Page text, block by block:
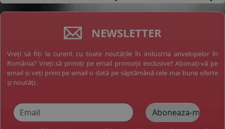
NEWSLETTER
Vreți să fiți la curent cu toate noutățile în industria anvelopelor în
România? Vreți să primiți pe email promoții exclusive? Abonați-vă pe
email și veți primi pe email o dată pe săptămână cele mai bune oferte
și noutăți.